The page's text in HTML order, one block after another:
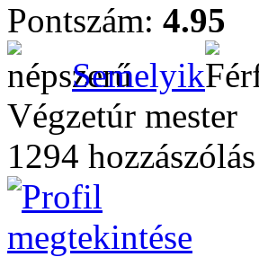
Pontszám: 4.95
Semelyik
Végzetúr mester
1294 hozzászólás